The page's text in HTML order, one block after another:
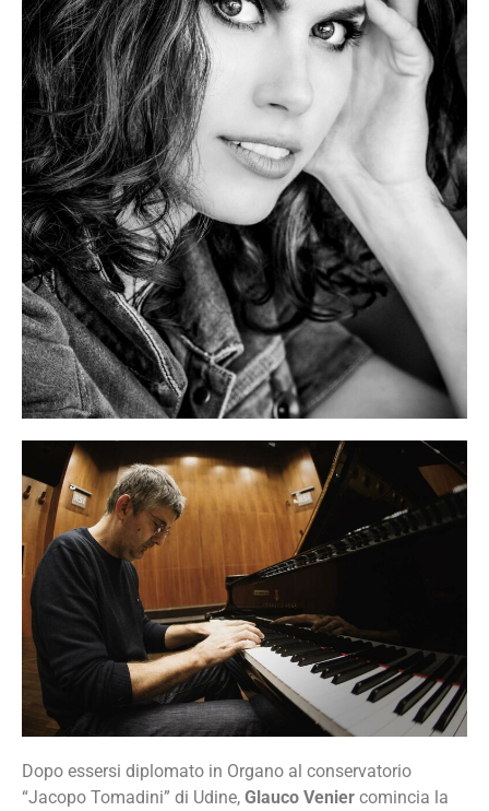
Dopo essersi diplomato in Organo al conservatorio
“Jacopo Tomadini” di Udine, Glauco Venier comincia la